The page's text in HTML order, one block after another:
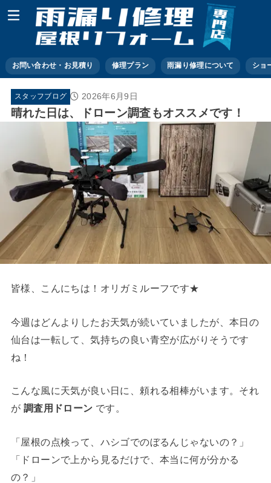
お問い合わせ・お見積り 修理プラン 雨漏り修理について ショ
スタッフブログ 2026年6月9日
晴れた日は、ドローン調査もオススメです！
皆様、こんにちは！オリガミルーフです★
今週はどんよりしたお天気が続いていましたが、本日の
仙台は一転して、気持ちの良い青空が広がりそうです
ね！
こんな風に天気が良い日に、頼れる相棒がいます。それ
が 調査用ドローン です。
「屋根の点検って、ハシゴでのぼるんじゃないの？」
「ドローンで上から見るだけで、本当に何が分かる
の？」